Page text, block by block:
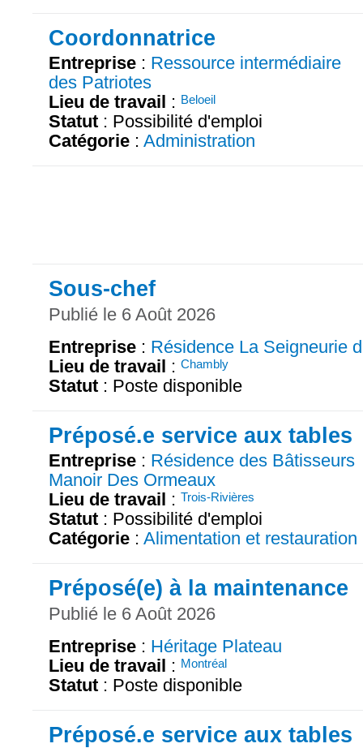
Coordonnatrice
Entreprise : Ressource intermédiaire
des Patriotes
Lieu de travail : Beloeil
Statut : Possibilité d'emploi
Catégorie : Administration
Sous-chef
Publié le 6 Août 2026
Entreprise : Résidence La Seigneurie
Lieu de travail : Chambly
Statut : Poste disponible
Préposé.e service aux tables
Entreprise : Résidence des Bâtisseurs
Manoir Des Ormeaux
Lieu de travail : Trois-Rivières
Statut : Possibilité d'emploi
Catégorie : Alimentation et restauration
Préposé(e) à la maintenance
Publié le 6 Août 2026
Entreprise : Héritage Plateau
Lieu de travail : Montréal
Statut : Poste disponible
Préposé.e service aux tables